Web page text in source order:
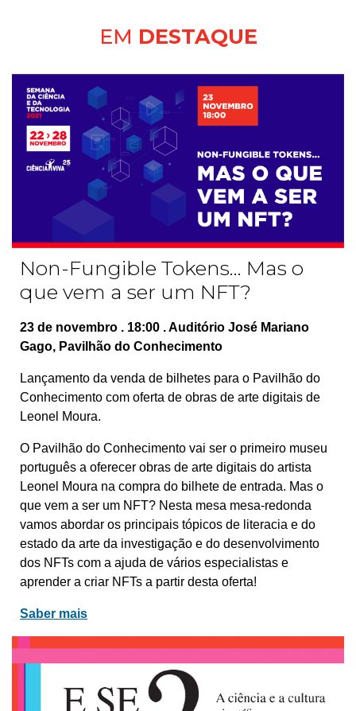
EM DESTAQUE
Non-Fungible Tokens... Mas o
que vem a ser um NFT?
23 de novembro . 18:00 . Auditório José Mariano
Gago, Pavilhão do Conhecimento
Lançamento da venda de bilhetes para o Pavilhão do
Conhecimento com oferta de obras de arte digitais de
Leonel Moura.
O Pavilhão do Conhecimento vai ser o primeiro museu
português a oferecer obras de arte digitais do artista
Leonel Moura na compra do bilhete de entrada. Mas o
que vem a ser um NFT? Nesta mesa mesa-redonda
vamos abordar os principais tópicos de literacia e do
estado da arte da investigação e do desenvolvimento
dos NFTs com a ajuda de vários especialistas e
aprender a criar NFTs a partir desta oferta!
Saber mais